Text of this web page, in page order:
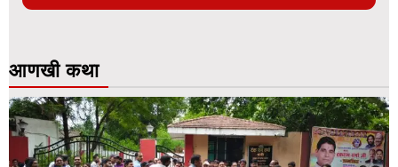
आणखी कथा